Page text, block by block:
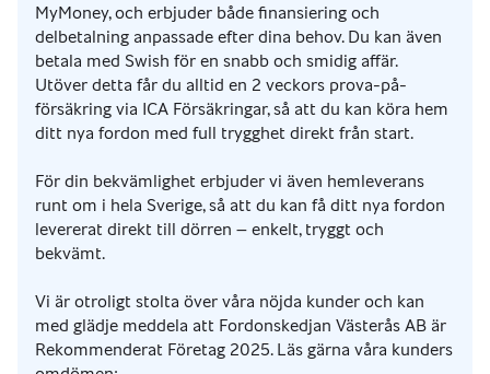
MyMoney, och erbjuder både finansiering och
delbetalning anpassade efter dina behov. Du kan även
betala med Swish för en snabb och smidig affär.
Utöver detta får du alltid en 2 veckors prova-på-
försäkring via ICA Försäkringar, så att du kan köra hem
ditt nya fordon med full trygghet direkt från start.
För din bekvämlighet erbjuder vi även hemleverans
runt om i hela Sverige, så att du kan få ditt nya fordon
levererat direkt till dörren – enkelt, tryggt och
bekvämt.
Vi är otroligt stolta över våra nöjda kunder och kan
med glädje meddela att Fordonskedjan Västerås AB är
Rekommenderat Företag 2025. Läs gärna våra kunders